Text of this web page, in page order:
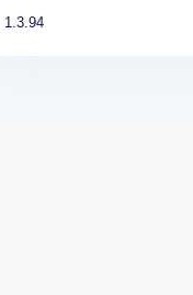
1.3.94